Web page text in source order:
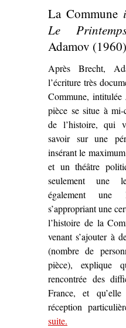
La Commune
Le
Adamov (1960)
Après Brecht,
l’écriture très
Commune, intitulée
pièce se situe à
de l’histoire, qui
savoir sur une
insérant le
et un théâtre
seulement une
également une
s’appropriant une
l’histoire de la
venant s’ajouter à
(nombre de
pièce), explique
rencontrée des
France, et
réception
suite– ‘La Commune
.